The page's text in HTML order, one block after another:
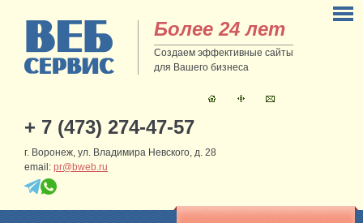
Более 24 лет
Создаем эффективные сайты
для Вашего бизнеса
+ 7 (473) 274-47-57
г. Воронеж, ул. Владимира Невского, д. 28
email: pr@bweb.ru